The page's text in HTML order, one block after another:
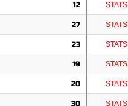
12 STATS
27 STATS
23 STATS
19 STATS
20 STATS
30 STATS